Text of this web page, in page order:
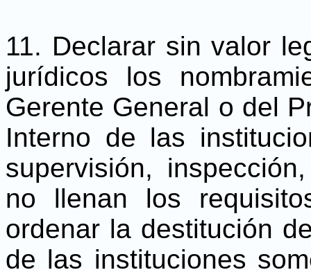
11. Declarar sin valor
jurídicos los
Gerente General o del
Interno de las
supervisión,
no llenan los
ordenar la destitución
de las instituciones